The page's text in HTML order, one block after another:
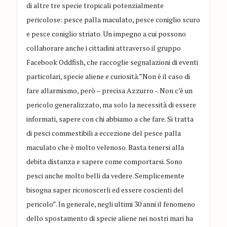
di altre tre specie tropicali potenzialmente
pericolose: pesce palla maculato, pesce coniglio scuro
e pesce coniglio striato. Un impegno a cui possono
collaborare anche i cittadini attraverso il gruppo
Facebook Oddfish, che raccoglie segnalazioni di eventi
particolari, specie aliene e curiosità.”Non è il caso di
fare allarmismo, però – precisa Azzurro -. Non c’è un
pericolo generalizzato, ma solo la necessità di essere
informati, sapere con chi abbiamo a che fare. Si tratta
di pesci commestibili a eccezione del pesce palla
maculato che è molto velenoso. Basta tenersi alla
debita distanza e sapere come comportarsi. Sono
pesci anche molto belli da vedere. Semplicemente
bisogna saper riconoscerli ed essere coscienti del
pericolo”. In generale, negli ultimi 30 anni il fenomeno
dello spostamento di specie aliene nei nostri mari ha